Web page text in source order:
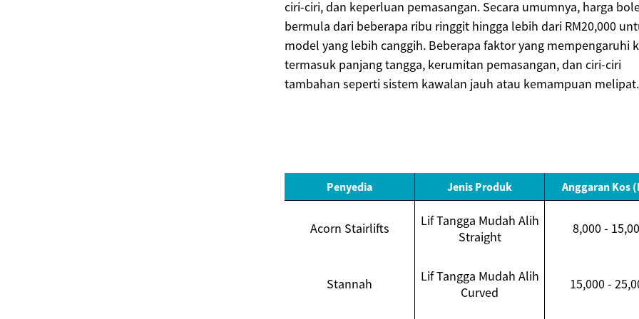
ciri-ciri, dan keperluan pemasangan. Secara umumnya, harga
bermula dari beberapa ribu ringgit hingga lebih dari RM20,000
model yang lebih canggih. Beberapa faktor yang mempengaruhi
termasuk panjang tangga, kerumitan pemasangan, dan ciri-ciri
tambahan seperti sistem kawalan jauh atau kemampuan melipat.
Penyedia Jenis Produk Anggaran Kos
Acorn Stairlifts
Lif Tangga Mudah Alih
Straight
8,000 -
Stannah
Lif Tangga Mudah Alih
Curved
15,000 -